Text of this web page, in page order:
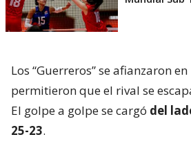
Los “Guerreros” se afianzaron
permitieron que el rival se
El golpe a golpe se cargó del
25-23.